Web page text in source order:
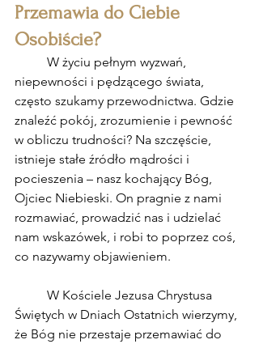
Przemawia do Ciebie
Osobiście?
niepewności i pędzącego świata,
często szukamy przewodnictwa. Gdzie
znaleźć pokój, zrozumienie i pewność
w obliczu trudności? Na szczęście,
istnieje stałe źródło mądrości i
pocieszenia – nasz kochający Bóg,
Ojciec Niebieski. On pragnie z nami
rozmawiać, prowadzić nas i udzielać
nam wskazówek, i robi to poprzez coś,
co nazywamy objawieniem.
Świętych w Dniach Ostatnich wierzymy,
że Bóg nie przestaje przemawiać do